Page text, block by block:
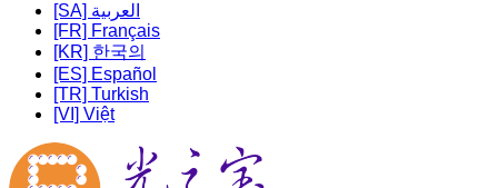
[SA] العربية
[FR] Français
[KR] 한국의
[ES] Español
[TR] Turkish
[VI] Việt